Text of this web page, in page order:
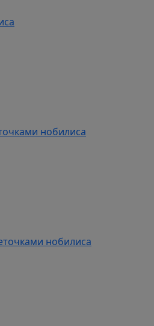
нобилиса
нобилиса